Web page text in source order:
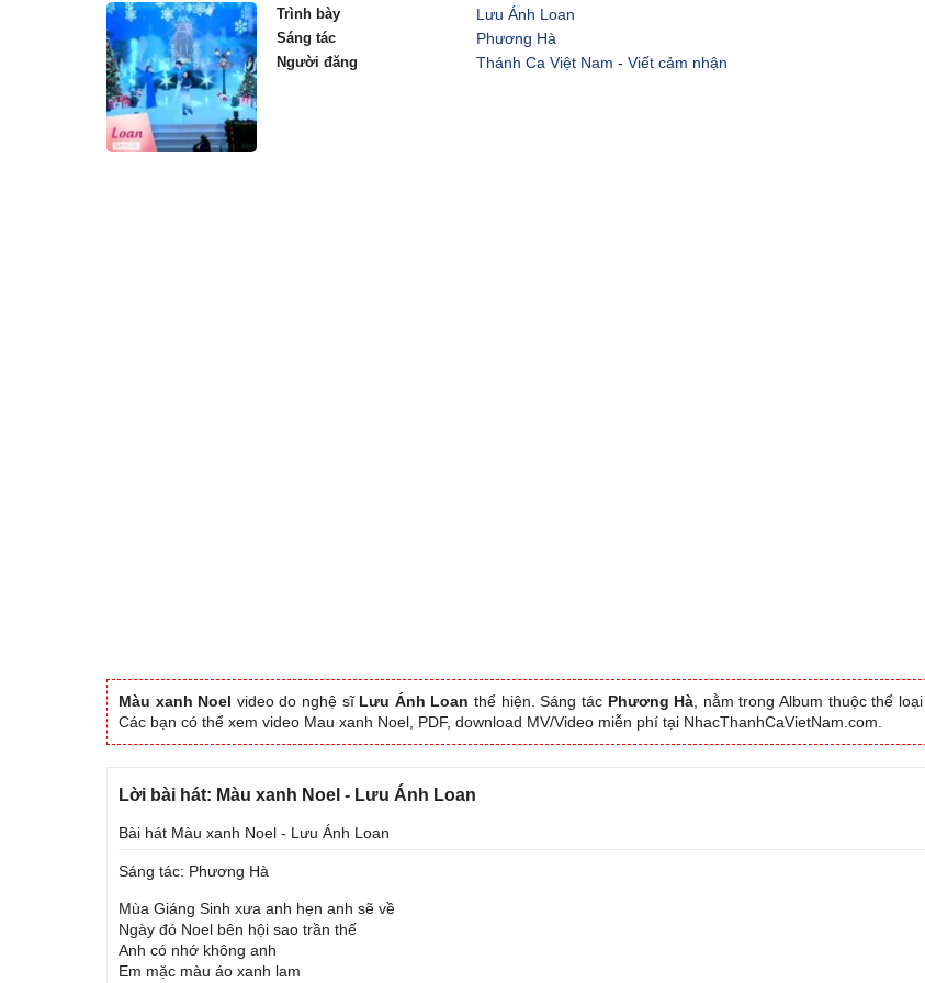
Trình bày Lưu Ánh Loan
Sáng tác Phương Hà
Người đăng Thánh Ca Việt Nam -Viết cảm nhận
Màu xanh Noel video do nghệ sĩ Lưu Ánh Loan thể hiện. Sáng tác Phương Hà , nằm trong Album thuộc thể loại .
Các bạn có thể xem video Mau xanh Noel, PDF, download MV/Video miễn phí tại NhacThanhCaVietNam.com.
Lời bài hát: Màu xanh Noel - Lưu Ánh Loan
Bài hát Màu xanh Noel - Lưu Ánh Loan
Sáng tác: Phương Hà
Mùa Giáng Sinh xưa anh hẹn anh sẽ về
Ngày đó Noel bên hội sao trần thế
Anh có nhớ không anh
Em mặc màu áo xanh lam